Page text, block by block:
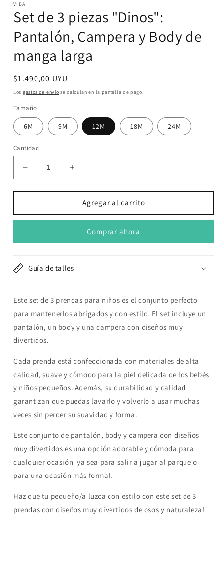
multimedia
1
en
ventana
modal
VIBA
Set de 3 piezas "Dinos":
Pantalón, Campera y Body de
manga larga
Precio
habitual
$1.490,00 UYU
Los gastos de envío se calculan en la pantalla de pago.
Tamaño
6M 9M 12M 18M 24M
Cantidad
Reducir
cantidad
para
de
&quot;Dinos&quot;:
Campera
manga
larga
Aumentar
cantidad
para
Set
de
piezas
&quot;Dinos&quot;:
Campera
de
manga
larga
Agregar al carrito
Comprar ahora
Guía de talles
Este set de 3 prendas para niños es el conjunto perfecto
para mantenerlos abrigados y con estilo. El set incluye un
pantalón, un body y una campera con diseños muy
divertidos.
Cada prenda está confeccionada con materiales de alta
calidad, suave y cómodo para la piel delicada de los bebés
y niños pequeños. Además, su durabilidad y calidad
garantizan que puedas lavarlo y volverlo a usar muchas
veces sin perder su suavidad y forma.
Este conjunto de pantalón, body y campera con diseños
muy divertidos es una opción adorable y cómoda para
cualquier ocasión, ya sea para salir a jugar al parque o
para una ocasión más formal.
Haz que tu pequeño/a luzca con estilo con este set de 3
prendas con diseños muy divertidos de osos y naturaleza!